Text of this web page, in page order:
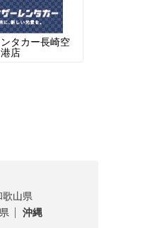
タカー長崎空
港店
歌山県
沖縄